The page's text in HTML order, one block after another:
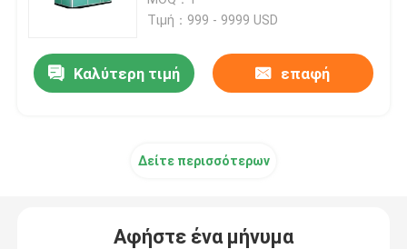
Κιβώτιο διανομής ηλεκτρικής δύναμης
Τιμή：999 - 9999 USD
Καλύτερη τιμή επαφή
Δείτε περισσότερων
Αφήστε ένα μήνυμα